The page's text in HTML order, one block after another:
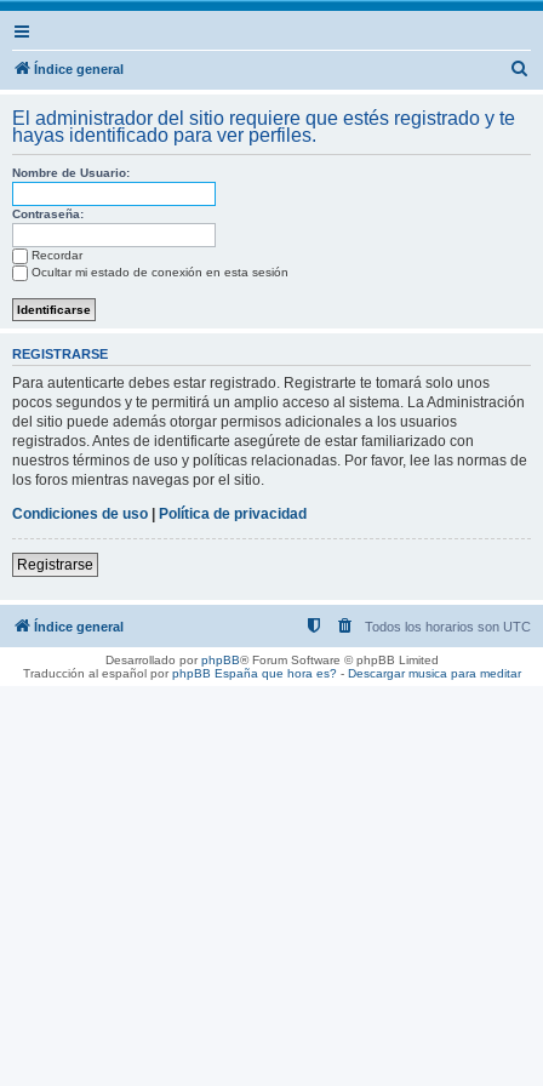
Índice general
c
El administrador del sitio requiere que estés registrado y te
hayas identificado para ver perfiles.
Nombre de Usuario:
Contraseña:
Recordar
Ocultar mi estado de conexión en esta sesión
REGISTRARSE
Para autenticarte debes estar registrado. Registrarte te tomará solo unos
pocos segundos y te permitirá un amplio acceso al sistema. La Administración
del sitio puede además otorgar permisos adicionales a los usuarios
registrados. Antes de identificarte asegúrete de estar familiarizado con
nuestros términos de uso y políticas relacionadas. Por favor, lee las normas de
los foros mientras navegas por el sitio.
Condiciones de uso | Política de privacidad
Registrarse
Índice general Todos los horarios son UTC
Desarrollado porphpBB® Forum Software © phpBB Limited
Traducción al español porphpBB España que hora es?- Descargar musica para meditar